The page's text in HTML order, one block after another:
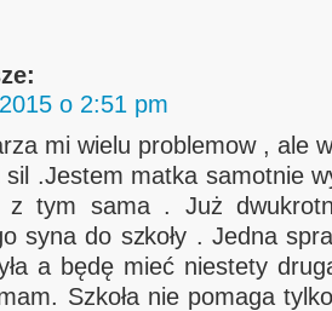
o 2:51 pm
mi wielu problemow , ale
.Jestem matka samotnie
z tym sama . Już
syna do szkoły . Jedna
a będę mieć niestety
Szkoła nie pomaga